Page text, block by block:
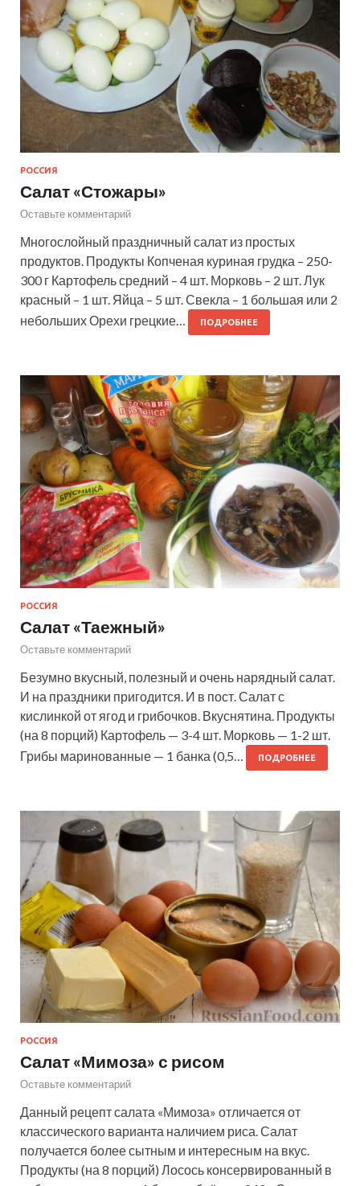
РОССИЯ
Салат «Стожары»
Оставьте комментарий
Многослойный праздничный салат из простых
продуктов. Продукты Копченая куриная грудка – 250-
300 г Картофель средний – 4 шт. Морковь – 2 шт. Лук
красный – 1 шт. Яйца – 5 шт. Свекла – 1 большая или 2
небольших Орехи грецкие…
ПОДРОБНЕЕ
РОССИЯ
Салат «Таежный»
Оставьте комментарий
Безумно вкусный, полезный и очень нарядный салат.
И на праздники пригодится. И в пост. Салат с
кислинкой от ягод и грибочков. Вкуснятина. Продукты
(на 8 порций) Картофель — 3-4 шт. Морковь — 1-2 шт.
Грибы маринованные — 1 банка (0,5…
ПОДРОБНЕЕ
РОССИЯ
Салат «Мимоза» с рисом
Оставьте комментарий
Данный рецепт салата «Мимоза» отличается от
классического варианта наличием риса. Салат
получается более сытным и интересным на вкус.
Продукты (на 8 порций) Лосось консервированный в